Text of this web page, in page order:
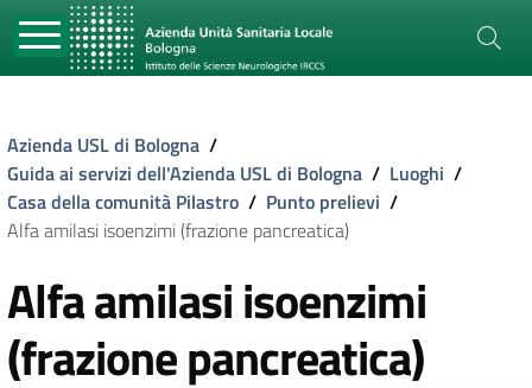
Azienda USL di Bologna /
Guida ai servizi dell'Azienda USL di Bologna / Luoghi /
Casa della comunità Pilastro / Punto prelievi /
Alfa amilasi isoenzimi (frazione pancreatica)
Alfa amilasi isoenzimi
(frazione pancreatica)